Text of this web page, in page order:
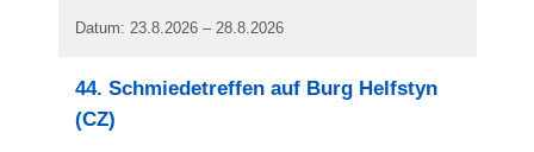
Datum: 23.8.2026 – 28.8.2026
44. Schmiedetreffen auf Burg Helfstyn
(CZ)